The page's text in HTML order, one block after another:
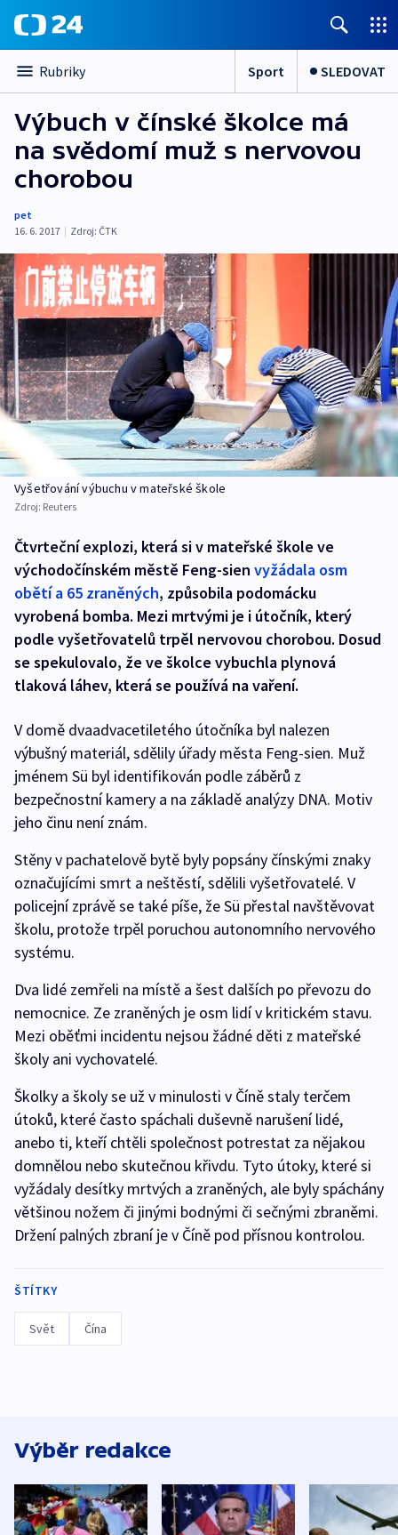
Rubriky Sport SLEDOVAT
Výbuch v čínské školce má
na svědomí muž s nervovou
chorobou
pet
16. 6. 2017 | Zdroj: ČTK
Vyšetřování výbuchu v mateřské škole
Zdroj: Reuters
Čtvrteční explozi, která si v mateřské škole ve
východočínském městě Feng-sien vyžádala osm
obětí a 65 zraněných, způsobila podomácku
vyrobená bomba. Mezi mrtvými je i útočník, který
podle vyšetřovatelů trpěl nervovou chorobou. Dosud
se spekulovalo, že ve školce vybuchla plynová
tlaková láhev, která se používá na vaření.
V domě dvaadvacetiletého útočníka byl nalezen
výbušný materiál, sdělily úřady města Feng-sien. Muž
jménem Sü byl identifikován podle záběrů z
bezpečnostní kamery a na základě analýzy DNA. Motiv
jeho činu není znám.
Stěny v pachatelově bytě byly popsány čínskými znaky
označujícími smrt a neštěstí, sdělili vyšetřovatelé. V
policejní zprávě se také píše, že Sü přestal navštěvovat
školu, protože trpěl poruchou autonomního nervového
systému.
Dva lidé zemřeli na místě a šest dalších po převozu do
nemocnice. Ze zraněných je osm lidí v kritickém stavu.
Mezi oběťmi incidentu nejsou žádné děti z mateřské
školy ani vychovatelé.
Školky a školy se už v minulosti v Číně staly terčem
útoků, které často spáchali duševně narušení lidé,
anebo ti, kteří chtěli společnost potrestat za nějakou
domnělou nebo skutečnou křivdu. Tyto útoky, které si
vyžádaly desítky mrtvých a zraněných, ale byly spáchány
většinou nožem či jinými bodnými či sečnými zbraněmi.
Držení palných zbraní je v Číně pod přísnou kontrolou.
ŠTÍTKY
Svět Čína
Výběr redakce